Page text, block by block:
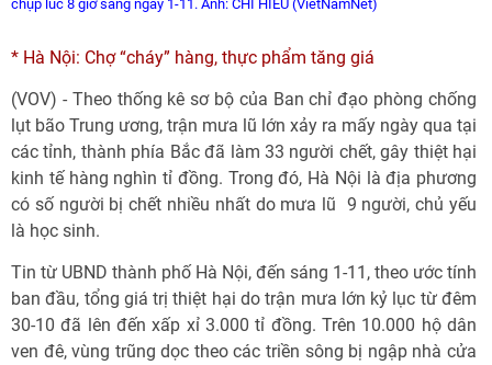
chụp lúc 8 giờ sáng ngày 1-11. Ảnh: CHÍ HIẾU (VietNamNet)
* Hà Nội: Chợ “cháy” hàng, thực phẩm tăng giá
(VOV) - Theo thống kê sơ bộ của Ban chỉ đạo phòng chống
lụt bão Trung ương, trận mưa lũ lớn xảy ra mấy ngày qua tại
các tỉnh, thành phía Bắc đã làm 33 người chết, gây thiệt hại
kinh tế hàng nghìn tỉ đồng. Trong đó, Hà Nội là địa phương
có số người bị chết nhiều nhất do mưa lũ  9 người, chủ yếu
là học sinh.
Tin từ UBND thành phố Hà Nội, đến sáng 1-11, theo ước tính
ban đầu, tổng giá trị thiệt hại do trận mưa lớn kỷ lục từ đêm
30-10 đã lên đến xấp xỉ 3.000 tỉ đồng. Trên 10.000 hộ dân
ven đê, vùng trũng dọc theo các triền sông bị ngập nhà cửa